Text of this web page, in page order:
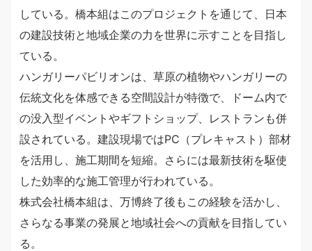
している。橋本組はこのプロジェクトを通じて、日本
の建設技術と地域企業の力を世界に示すことを目指し
ている。
ハンガリーパビリオンは、草原の植物やハンガリーの
伝統文化を体感できる空間設計が特徴で、ドーム内で
の没入型イベントやギフトショップ、レストランも併
設されている。建設現場ではPC（プレキャスト）部材
を活用し、施工期間を短縮。さらには最新技術を駆使
した効率的な施工管理が行われている。
株式会社橋本組は、万博終了後もこの経験を活かし、
さらなる事業の発展と地域社会への貢献を目指してい
る。